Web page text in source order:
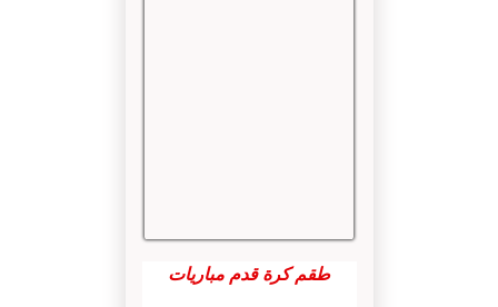
طقم كرة قدم مباريات